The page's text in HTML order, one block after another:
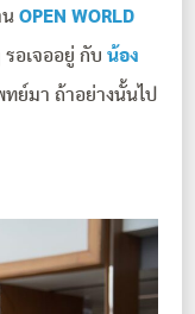
นOPEN WORLD
รอเจออยู่ กับน้อง
ทย์มา ถ้าอย่างนั้นไป